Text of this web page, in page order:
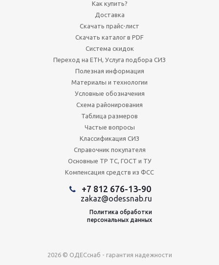
Как купить?
Доставка
Скачать прайс-лист
Скачать каталог в PDF
Система скидок
Переход на ЕТН, Услуга подбора СИЗ
Полезная информация
Материалы и технологии
Условные обозначения
Схема районирования
Таблица размеров
Частые вопросы
Классификация СИЗ
Справочник покупателя
Основные ТР ТС, ГОСТ и ТУ
Компенсация средств из ФСС
+7 812 676-13-90
zakaz@odessnab.ru
Политика обработки
персональных данных
2026 © ОДЕСснаб - гарантия надежности